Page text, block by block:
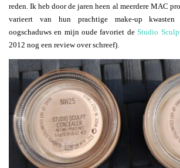
reden. Ik heb door de jaren heen al meerdere MAC
varieert van hun prachtige make-up
oogschaduws en mijn oude favoriet deStudio
2012 nog een review over schreef).